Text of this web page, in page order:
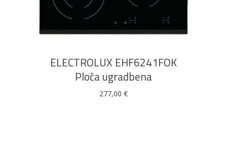
DODAJ U KOŠARICU
ELECTROLUX EHF6241FOK
Ploča ugradbena
277,00 €